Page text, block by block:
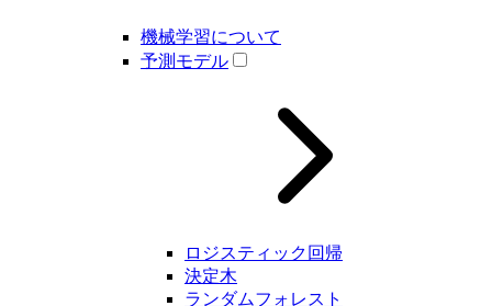
機械学習について
予測モデル
ロジスティック回帰
決定木
ランダムフォレスト